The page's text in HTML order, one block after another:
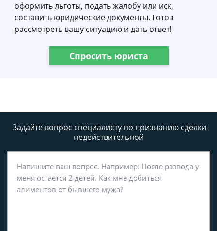
оформить льготы, подать жалобу или иск,
составить юридические документы. Готов
рассмотреть вашу ситуацию и дать ответ!
Спросить юриста
Задайте вопрос специалисту по признанию сделки
недействительной